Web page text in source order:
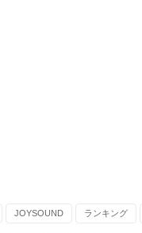
JOYSOUND ランキング